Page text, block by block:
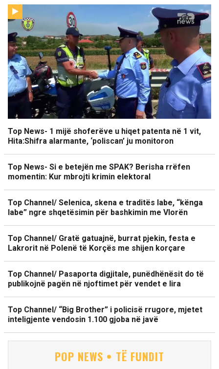
Top News- 1 mijë shoferëve u hiqet patenta në 1 vit,
Hita:Shifra alarmante, ‘poliscan’ ju monitoron
Top News- Si e betejën me SPAK? Berisha rrëfen
momentin: Kur mbrojti krimin elektoral
Top Channel/ Selenica, skena e traditës labe, “kënga
labe” ngre shqetësimin për bashkimin me Vlorën
Top Channel/ Gratë gatuajnë, burrat pjekin, festa e
Lakrorit në Polenë të Korçës me shijen korçare
Top Channel/ Pasaporta digjitale, punëdhënësit do të
publikojnë pagën në njoftimet për vendet e lira
Top Channel/ “Big Brother” i policisë rrugore, mjetet
inteligjente vendosin 1.100 gjoba në javë
POP NEWS • TË FUNDIT